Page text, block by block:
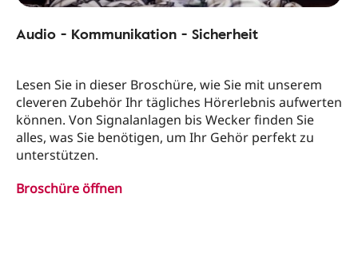
Audio - Kommunikation - Sicherheit
Lesen Sie in dieser Broschüre, wie Sie mit unserem
cleveren Zubehör Ihr tägliches Hörerlebnis aufwerten
können. Von Signalanlagen bis Wecker finden Sie
alles, was Sie benötigen, um Ihr Gehör perfekt zu
unterstützen.
Broschüre öffnen